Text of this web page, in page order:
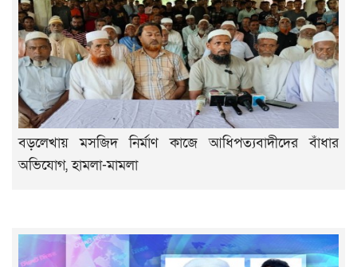
বড়লেখায় মসজিদ নির্মাণ কাজে আধিপত্যবাদীদের বাঁধার
অভিযোগ, হামলা-মামলা